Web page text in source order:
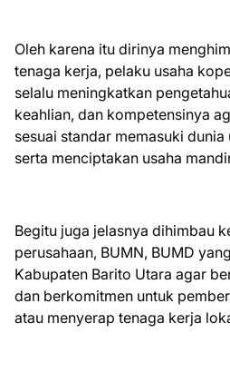
Oleh karena itu dirinya
tenaga kerja, pelaku usaha
selalu meningkatkan
keahlian, dan kompetensinya
sesuai standar memasuki
serta menciptakan usaha
Begitu juga jelasnya dihimbau
perusahaan, BUMN, BUMD
Kabupaten Barito Utara agar
dan berkomitmen untuk
atau menyerap tenaga kerja